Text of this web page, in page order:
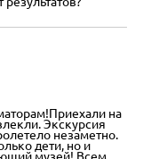
на
Экскурсия
незаметно.
дети, но и